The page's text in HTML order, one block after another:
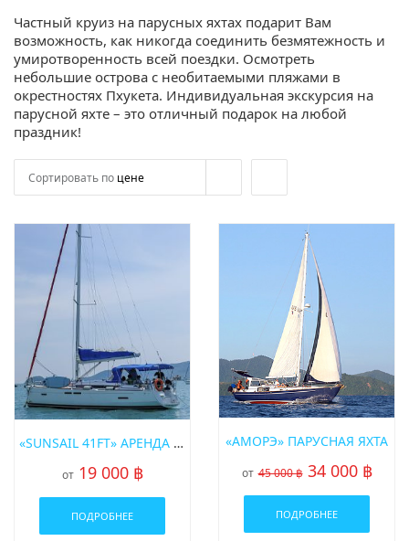
Частный круиз на парусных яхтах подарит Вам
возможность, как никогда соединить безмятежность и
умиротворенность всей поездки. Осмотреть
небольшие острова с необитаемыми пляжами в
окрестностях Пхукета. Индивидуальная экскурсия на
парусной яхте – это отличный подарок на любой
праздник!
Сортировать по цене
«SUNSAIL 41FT» АРЕНДА ПАРУСНОЙ ЯХТЫ НА ПХУКЕТЕ
от 19 000 ฿
ПОДРОБНЕЕ
«АМОРЭ» ПАРУСНАЯ ЯХТА
от 45 000 ฿ 34 000 ฿
ПОДРОБНЕЕ